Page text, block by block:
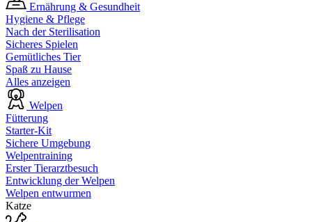
Ernährung & Gesundheit
Hygiene & Pflege
Nach der Sterilisation
Sicheres Spielen
Gemütliches Tier
Spaß zu Hause
Alles anzeigen
Welpen
Fütterung
Starter-Kit
Sichere Umgebung
Welpentraining
Erster Tierarztbesuch
Entwicklung der Welpen
Welpen entwurmen
Katze